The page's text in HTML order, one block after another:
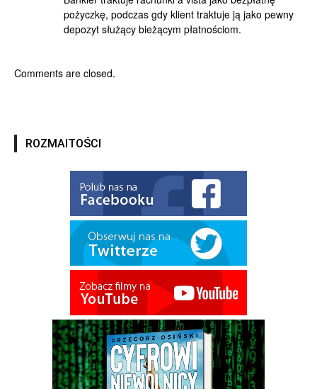
pożyczkę, podczas gdy klient traktuje ją jako pewny
depozyt służący bieżącym płatnościom.
Comments are closed.
ROZMAITOŚCI